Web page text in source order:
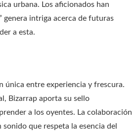
urbana. Los aficionados han
intriga acerca de futuras
a esta.
única entre experiencia y frescura.
Bizarrap aporta su sello
a los oyentes. La colaboración
que respeta la esencia del